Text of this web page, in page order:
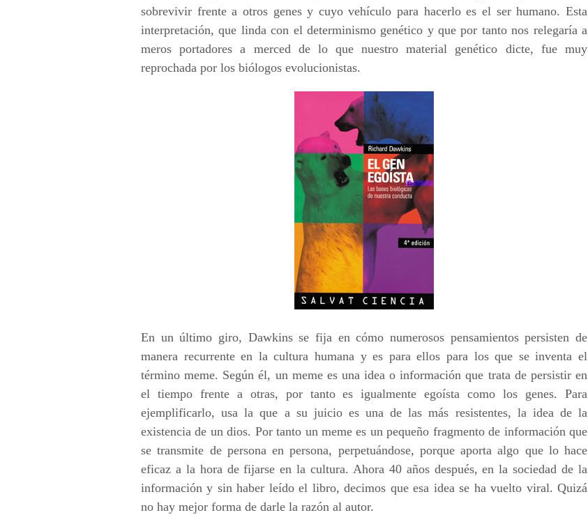
sobrevivir frente a otros genes y cuyo vehículo para hacerlo es el ser humano. Esta
interpretación, que linda con el determinismo genético y que por tanto nos relegaría a
meros portadores a merced de lo que nuestro material genético dicte, fue muy
reprochada por los biólogos evolucionistas.
En un último giro, Dawkins se fija en cómo numerosos pensamientos persisten de
manera recurrente en la cultura humana y es para ellos para los que se inventa el
término meme. Según él, un meme es una idea o información que trata de persistir en
el tiempo frente a otras, por tanto es igualmente egoísta como los genes. Para
ejemplificarlo, usa la que a su juicio es una de las más resistentes, la idea de la
existencia de un dios. Por tanto un meme es un pequeño fragmento de información que
se transmite de persona en persona, perpetuándose, porque aporta algo que lo hace
eficaz a la hora de fijarse en la cultura. Ahora 40 años después, en la sociedad de la
información y sin haber leído el libro, decimos que esa idea se ha vuelto viral. Quizá
no hay mejor forma de darle la razón al autor.